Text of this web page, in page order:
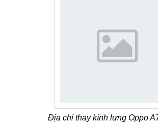
mình địa chỉ thay kính lưng, nắp lưng